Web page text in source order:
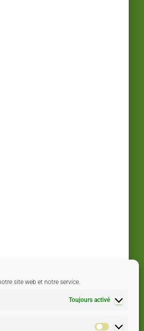
site web et notre service.
Toujours activé